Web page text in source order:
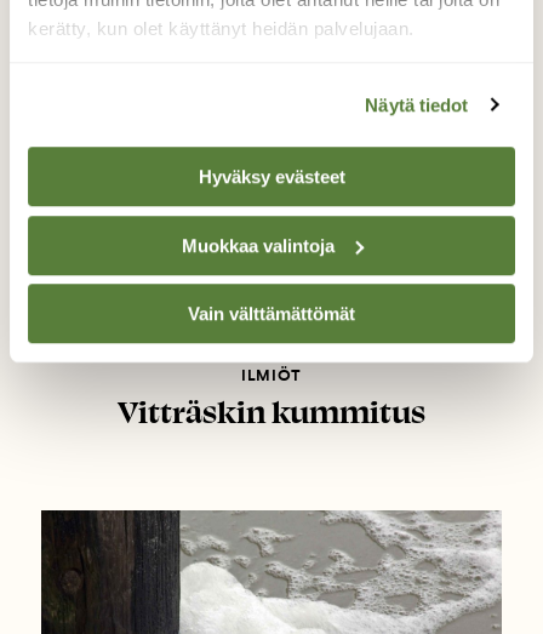
kerätty, kun olet käyttänyt heidän palvelujaan.
Näytä tiedot
Hyväksy evästeet
Muokkaa valintoja
Vain välttämättömät
ILMIÖT
Vitträskin kummitus